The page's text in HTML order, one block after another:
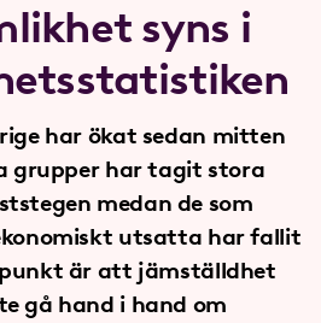
syns i
har ökat sedan mitten
grupper har tagit stora
medan de som
utsatta har fallit
är att jämställdhet
gå hand i hand om